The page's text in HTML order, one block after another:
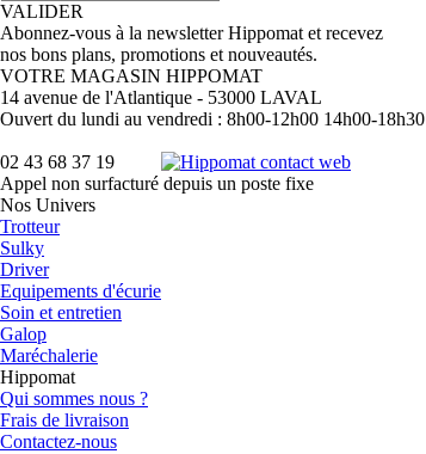
VALIDER
Abonnez-vous à la newsletter Hippomat et recevez
nos bons plans, promotions et nouveautés.
VOTRE MAGASIN HIPPOMAT
14 avenue de l'Atlantique - 53000 LAVAL
Ouvert du lundi au vendredi : 8h00-12h00 14h00-18h30
02 43 68 37 19
Appel non surfacturé depuis un poste fixe
Nos Univers
Trotteur
Sulky
Driver
Equipements d'écurie
Soin et entretien
Galop
Maréchalerie
Hippomat
Qui sommes nous ?
Frais de livraison
Contactez-nous